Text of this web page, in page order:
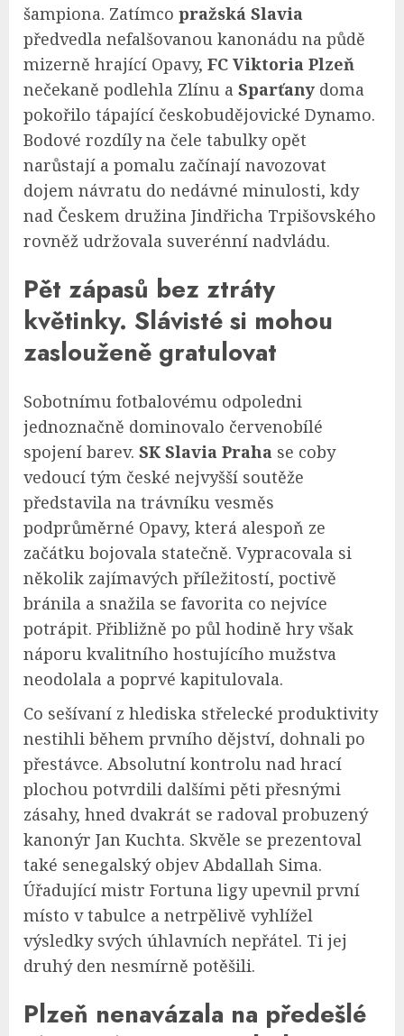
šampiona. Zatímco pražská Slavia
předvedla nefalšovanou kanonádu na půdě
mizerně hrající Opavy, FC Viktoria Plzeň
nečekaně podlehla Zlínu a Sparťany doma
pokořilo tápající českobudějovické Dynamo.
Bodové rozdíly na čele tabulky opět
narůstají a pomalu začínají navozovat
dojem návratu do nedávné minulosti, kdy
nad Českem družina Jindřicha Trpišovského
rovněž udržovala suverénní nadvládu.
Pět zápasů bez ztráty
květinky. Slávisté si mohou
zaslouženě gratulovat
Sobotnímu fotbalovému odpoledni
jednoznačně dominovalo červenobílé
spojení barev. SK Slavia Praha se coby
vedoucí tým české nejvyšší soutěže
představila na trávníku vesměs
podprůměrné Opavy, která alespoň ze
začátku bojovala statečně. Vypracovala si
několik zajímavých příležitostí, poctivě
bránila a snažila se favorita co nejvíce
potrápit. Přibližně po půl hodině hry však
náporu kvalitního hostujícího mužstva
neodolala a poprvé kapitulovala.
Co sešívaní z hlediska střelecké produktivity
nestihli během prvního dějství, dohnali po
přestávce. Absolutní kontrolu nad hrací
plochou potvrdili dalšími pěti přesnými
zásahy, hned dvakrát se radoval probuzený
kanonýr Jan Kuchta. Skvěle se prezentoval
také senegalský objev Abdallah Sima.
Úřadující mistr Fortuna ligy upevnil první
místo v tabulce a netrpělivě vyhlížel
výsledky svých úhlavních nepřátel. Ti jej
druhý den nesmírně potěšili.
Plzeň nenavázala na předešlé